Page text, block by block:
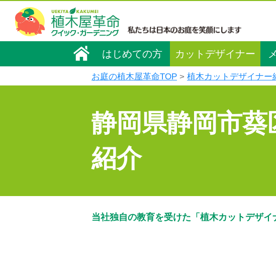
はじめての方 カットデザイナー
お庭の植木屋革命TOP 植木カットデザイナー
静岡県静岡市
紹介
当社独自の教育を受けた「植木カットデザ